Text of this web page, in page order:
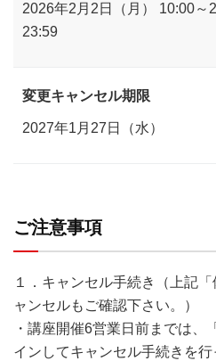
2026年2月2日（月） 10:00～
23:59
変更キャンセル期限
2027年1月27日（水）
ご注意事項
１．キャンセル手続き（上記
ャンセルもご確認下さい。）
・講座開催6営業日前までは、
インしてキャンセル手続きを行